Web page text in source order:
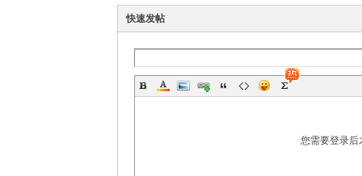
快速发帖
您需要登录